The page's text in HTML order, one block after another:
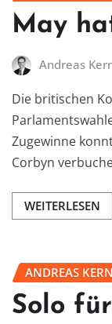
May
Andreas
Die britischen
Zugewinne
Corbyn
WEITERLESEN
ANDREAS
Solo